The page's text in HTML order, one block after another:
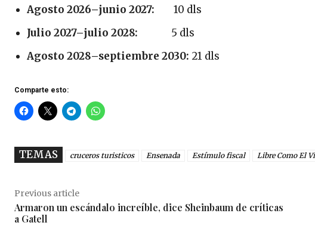
Agosto 2026–junio 2027:
10 dls
Julio 2027–julio 2028:
5 dls
Agosto 2028–septiembre 2030: 21 dls
Comparte esto:
TEMAS cruceros turisticos Ensenada Estímulo fiscal Libre Como El
Previous article
Armaron un escándalo increíble, dice Sheinbaum de críticas
a Gatell